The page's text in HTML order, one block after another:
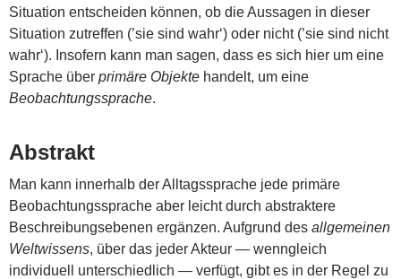
Situation entscheiden können, ob die Aussagen in dieser
Situation zutreffen (’sie sind wahr‘) oder nicht (’sie sind nicht
wahr‘). Insofern kann man sagen, dass es sich hier um eine
Sprache über primäre Objekte handelt, um eine
Beobachtungssprache.
Abstrakt
Man kann innerhalb der Alltagssprache jede primäre
Beobachtungssprache aber leicht durch abstraktere
Beschreibungsebenen ergänzen. Aufgrund des allgemeinen
Weltwissens, über das jeder Akteur — wenngleich
individuell unterschiedlich — verfügt, gibt es in der Regel zu